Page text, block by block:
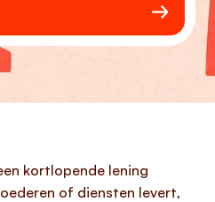
kortlopende lening
of diensten levert,